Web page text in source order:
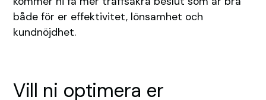
både för er effektivitet, lönsamhet och
kundnöjdhet.
Vill ni optimera er